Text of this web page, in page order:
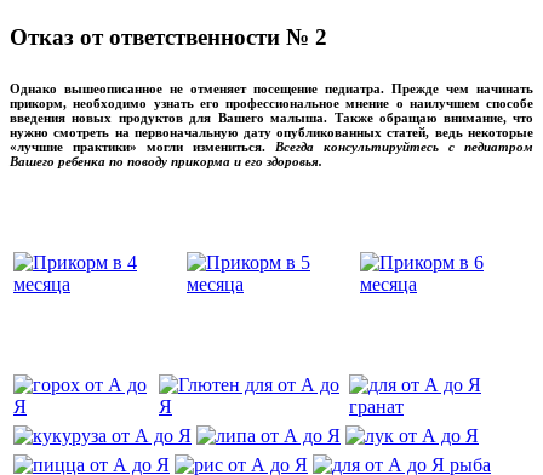
Отказ от ответственности № 2
Однако вышеописанное не отменяет посещение педиатра. Прежде чем начинать
прикорм, необходимо узнать его профессиональное мнение о наилучшем способе
введения новых продуктов для Вашего малыша. Также обращаю внимание, что
нужно смотреть на первоначальную дату опубликованных статей, ведь некоторые
«лучшие практики» могли измениться. Всегда консультируйтесь с педиатром
Вашего ребенка по поводу прикорма и его здоровья.